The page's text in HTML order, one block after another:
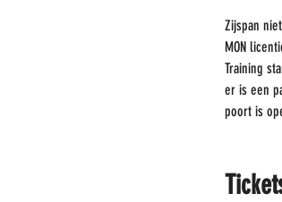
Zijspan
MON
Training
er is een
poort is